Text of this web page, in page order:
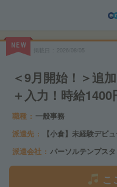
NEW
2026/08/05
＜9月開始！＞追
＋入力！時給1400
職種
一般事務
派遣先
【小倉】未経験デビ
派遣会社
パーソルテンプス
こ